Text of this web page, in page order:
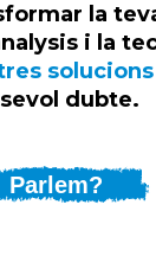
la
i la
solucions
dubte.
Parlem?